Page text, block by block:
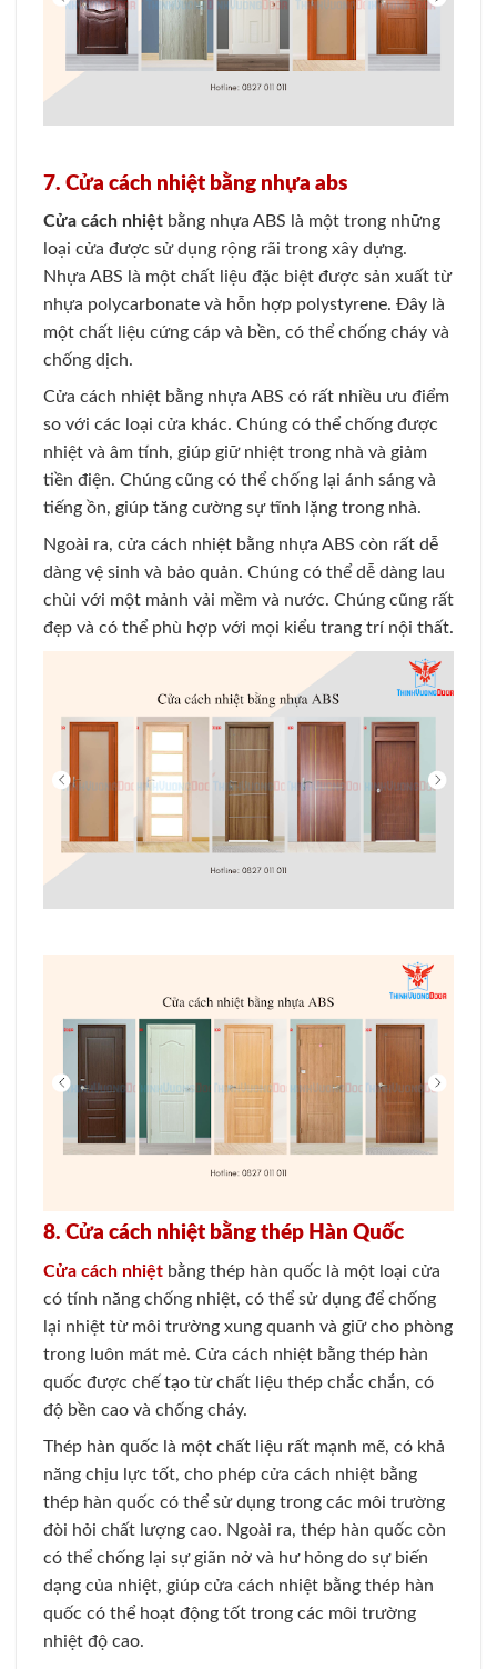
7. Cửa cách nhiệt bằng nhựa abs
Cửa cách nhiệt bằng nhựa ABS là một trong những
loại cửa được sử dụng rộng rãi trong xây dựng.
Nhựa ABS là một chất liệu đặc biệt được sản xuất từ
nhựa polycarbonate và hỗn hợp polystyrene. Đây là
một chất liệu cứng cáp và bền, có thể chống cháy và
chống dịch.
Cửa cách nhiệt bằng nhựa ABS có rất nhiều ưu điểm
so với các loại cửa khác. Chúng có thể chống được
nhiệt và âm tính, giúp giữ nhiệt trong nhà và giảm
tiền điện. Chúng cũng có thể chống lại ánh sáng và
tiếng ồn, giúp tăng cường sự tĩnh lặng trong nhà.
Ngoài ra, cửa cách nhiệt bằng nhựa ABS còn rất dễ
dàng vệ sinh và bảo quản. Chúng có thể dễ dàng lau
chùi với một mảnh vải mềm và nước. Chúng cũng rất
đẹp và có thể phù hợp với mọi kiểu trang trí nội thất.
8. Cửa cách nhiệt bằng thép Hàn Quốc
Cửa cách nhiệt bằng thép hàn quốc là một loại cửa
có tính năng chống nhiệt, có thể sử dụng để chống
lại nhiệt từ môi trường xung quanh và giữ cho phòng
trong luôn mát mẻ. Cửa cách nhiệt bằng thép hàn
quốc được chế tạo từ chất liệu thép chắc chắn, có
độ bền cao và chống cháy.
Thép hàn quốc là một chất liệu rất mạnh mẽ, có khả
năng chịu lực tốt, cho phép cửa cách nhiệt bằng
thép hàn quốc có thể sử dụng trong các môi trường
đòi hỏi chất lượng cao. Ngoài ra, thép hàn quốc còn
có thể chống lại sự giãn nở và hư hỏng do sự biến
dạng của nhiệt, giúp cửa cách nhiệt bằng thép hàn
quốc có thể hoạt động tốt trong các môi trường
nhiệt độ cao.